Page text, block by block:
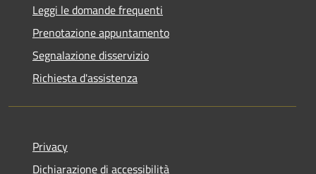
Leggi le domande frequenti
Prenotazione appuntamento
Segnalazione disservizio
Richiesta d'assistenza
Privacy
Dichiarazione di accessibilità